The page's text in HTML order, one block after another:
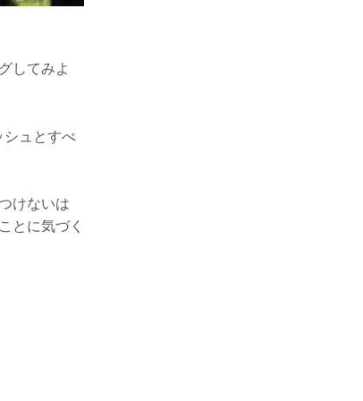
してみよ
シュとすべ
けないは
とに気づく